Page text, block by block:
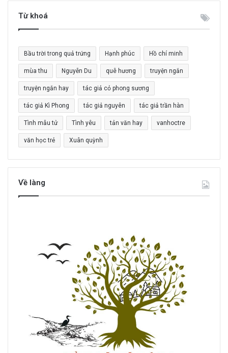
k
c
h
o
:
Từ khoá
Bầu trời trong quả trứng Hạnh phúc Hồ chí minh
mùa thu Nguyễn Du quê hương truyện ngắn
truyện ngắn hay tác giả cỏ phong sương
tác giả Kì Phong tác giả nguyên tác giả trần hàn
Tình mẫu tử Tình yêu tản văn hay vanhoctre
văn học trẻ Xuân quỳnh
Về làng